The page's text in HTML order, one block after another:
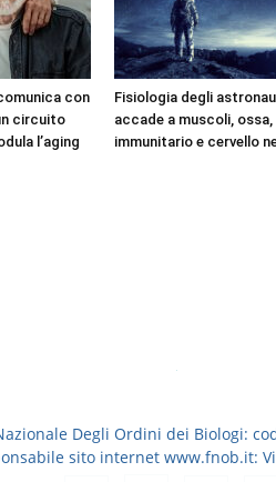
con
circuito
l’aging
Fisiologia degli
accade a muscoli,
immunitario e cervello
Degli Ordini dei Biologi:
sito internet www.fnob.it: